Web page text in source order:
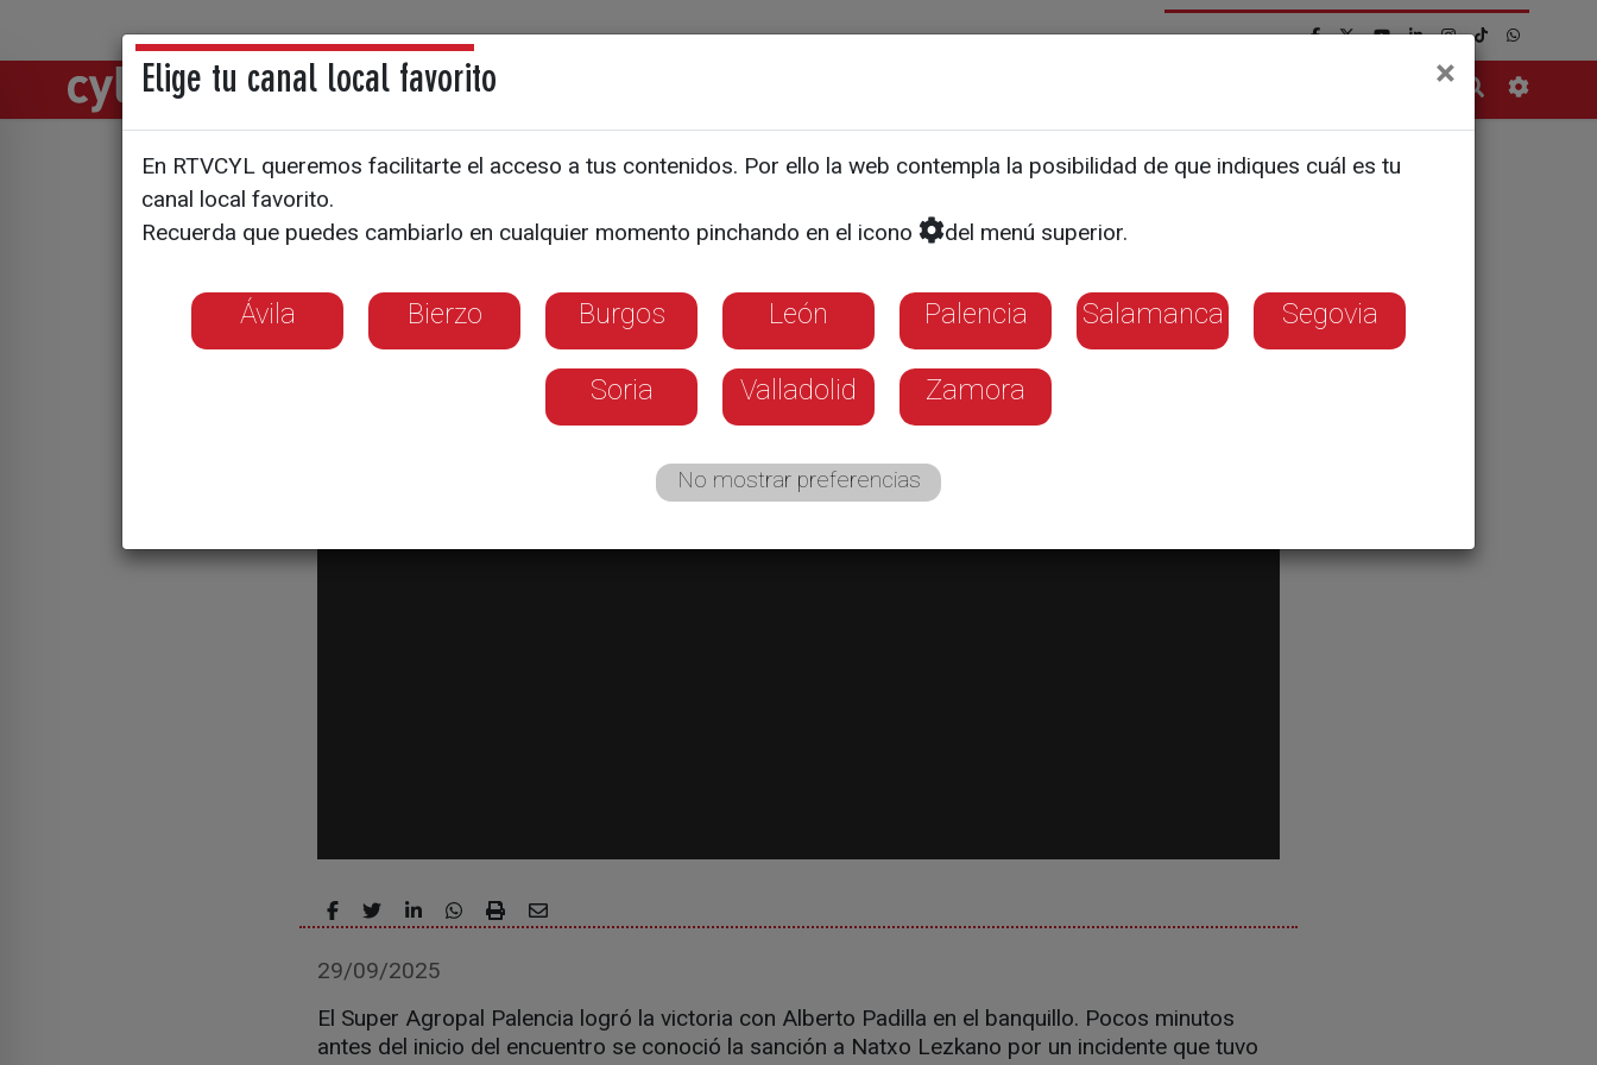
Directos Noticias
Primera victoria oficial del Palencia, con
Lezkano en la grada
29/09/2025
El Super Agropal Palencia logró la victoria con Alberto Padilla en el banquillo. Pocos minutos
antes del inicio del encuentro se conoció la sanción a Natxo Lezkano por un incidente que tuvo
Elige tu canal local favorito ×
En RTVCYL queremos facilitarte el acceso a tus contenidos. Por ello la web contempla la posibilidad de que indiques cuál es tu
canal local favorito.
Recuerda que puedes cambiarlo en cualquier momento pinchando en el icono
del menú superior.
Ávila Bierzo Burgos León Palencia Salamanca Segovia
Soria Valladolid Zamora
No mostrar preferencias